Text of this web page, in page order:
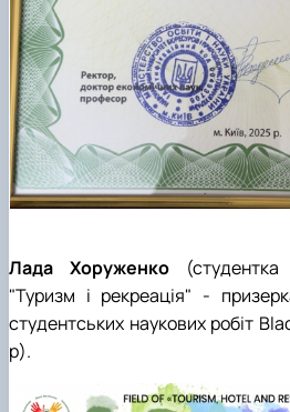
Лада Хоруженко
"Туризм і рекреація" -
студентських наукових робіт
р).